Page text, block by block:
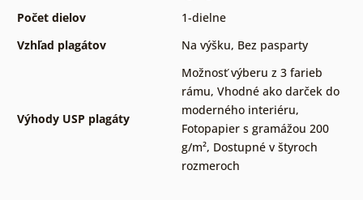
Počet dielov
1-dielne
Vzhľad plagátov
Na výšku, Bez pasparty
Výhody USP plagáty
Možnosť výberu z 3 farieb
rámu, Vhodné ako darček do
moderného interiéru,
Fotopapier s gramážou 200
g/m², Dostupné v štyroch
rozmeroch